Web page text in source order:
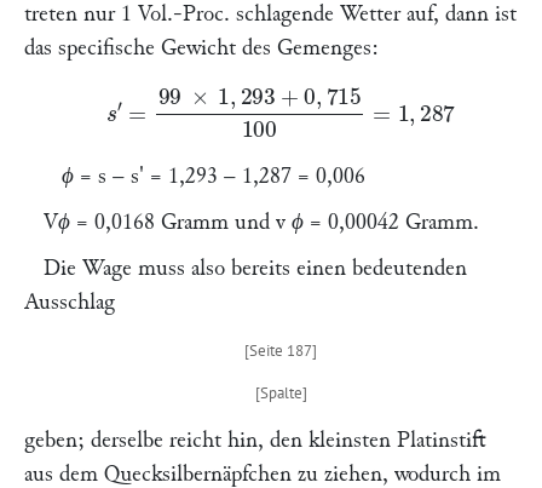
treten nur 1 Vol.-Proc. schlagende Wetter auf, dann ist
das specifische Gewicht des Gemenges:
′=99× ,293+0 715 100 =
ϕ = s – s' = 1,293 – 1,287 = 0,006
Vϕ = 0,0168 Gramm und v ϕ = 0,00042 Gramm.
Die Wage muss also bereits einen bedeutenden
Ausschlag
geben; derselbe reicht hin, den kleinsten Platinstift
aus dem Quecksilbernäpfchen zu ziehen, wodurch im